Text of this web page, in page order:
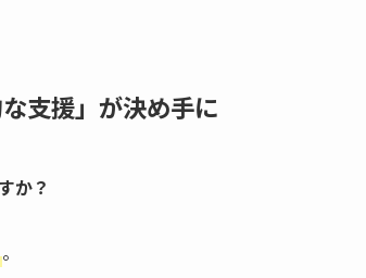
支援」が決め手に
か？
。